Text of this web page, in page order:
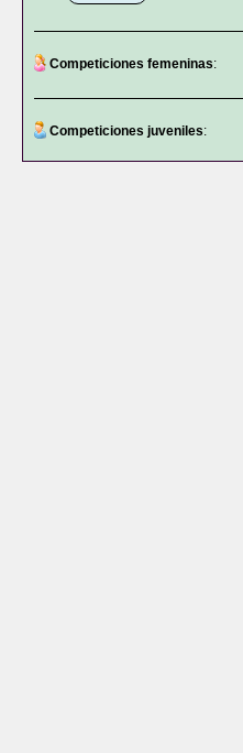
Competiciones femeninas:
Competiciones juveniles: